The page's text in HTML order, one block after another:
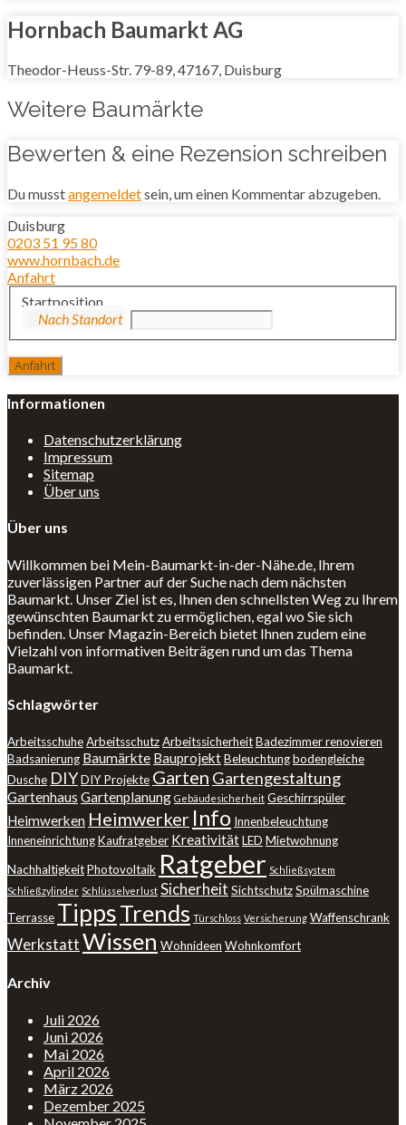
Hornbach Baumarkt AG
Theodor-Heuss-Str. 79-89, 47167, Duisburg
Weitere Baumärkte
Bewerten & eine Rezension schreiben
Du musstangemeldetsein, um einen Kommentar abzugeben.
Duisburg
0203 51 95 80
www.hornbach.de
Anfahrt
Startposition
Informationen
Datenschutzerklärung
Impressum
Sitemap
Über uns
Über uns
Willkommen bei Mein-Baumarkt-in-der-Nähe.de, Ihrem
zuverlässigen Partner auf der Suche nach dem nächsten
Baumarkt. Unser Ziel ist es, Ihnen den schnellsten Weg zu Ihrem
gewünschten Baumarkt zu ermöglichen, egal wo Sie sich
befinden. Unser Magazin-Bereich bietet Ihnen zudem eine
Vielzahl von informativen Beiträgen rund um das Thema
Baumarkt.
Schlagwörter
ArbeitsschuheArbeitsschutzArbeitssicherheitBadezimmer renovieren
Badsanierung Baumärkte BauprojektBeleuchtungbodengleiche
Dusche DIYDIY Projekte Garten Gartengestaltung
Gartenhaus Gartenplanung Gebäudesicherheit Geschirrspüler
Heimwerken Heimwerker Info Innenbeleuchtung
InneneinrichtungKaufratgeber KreativitätLED Mietwohnung
NachhaltigkeitPhotovoltaik Ratgeber Schließsystem
Schließzylinder Schlüsselverlust Sicherheit SichtschutzSpülmaschine
Terrasse TippsTrends Türschloss Versicherung Waffenschrank
WerkstattWissen Wohnideen Wohnkomfort
Archiv
Juli 2026
Juni 2026
Mai 2026
April 2026
März 2026
Dezember 2025